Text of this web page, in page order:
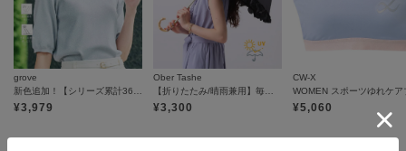
grove
¥3,979
Ober Tashe
¥3,300
CW-X
¥5,060